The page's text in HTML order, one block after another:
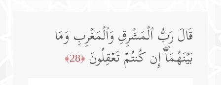
قَالَ رَبُّ ٱلۡمَشۡرِقِ وَٱلۡمَغۡرِبِ وَمَا
بَیۡنَهُمَاۤۖ إِن كُنتُمۡ تَعۡقِلُونَ ﴿28﴾